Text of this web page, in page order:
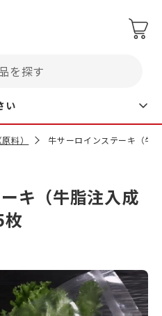
を探す
い
料） 牛サーロインステーキ（牛
キ（牛脂注入成